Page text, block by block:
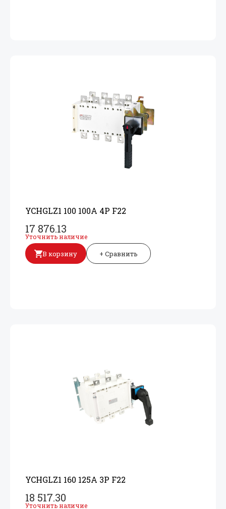
YCHGLZ1 100 100A 4P F22
17 876.13
Уточнить наличие
В корзину + Сравнить
YCHGLZ1 160 125A 3P F22
18 517.30
Уточнить наличие